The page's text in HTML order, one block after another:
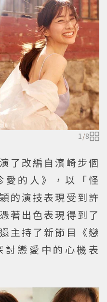
1/8
了改編自濱崎步個
愛的人》，以「怪
的演技表現受到許
著出色表現得到了
主持了新節目《戀
戀愛中的心機表